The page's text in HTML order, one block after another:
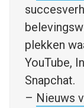
plekken
YouTube,
Snapchat.
– Nieuws